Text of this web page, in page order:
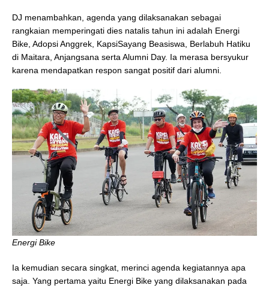
DJ menambahkan, agenda yang dilaksanakan sebagai
rangkaian memperingati dies natalis tahun ini adalah Energi
Bike, Adopsi Anggrek, KapsiSayang Beasiswa, Berlabuh Hatiku
di Maitara, Anjangsana serta Alumni Day. Ia merasa bersyukur
karena mendapatkan respon sangat positif dari alumni.
Energi Bike
Ia kemudian secara singkat, merinci agenda kegiatannya apa
saja. Yang pertama yaitu Energi Bike yang dilaksanakan pada